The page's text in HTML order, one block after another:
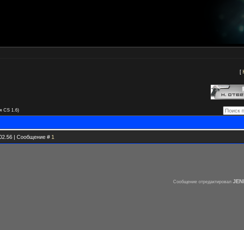
[
CS 1.6)
| Сообщение # 1
Сообщение отредактировал